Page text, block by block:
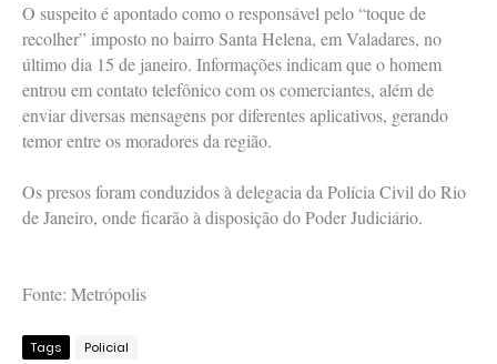
O suspeito é apontado como o responsável pelo “toque de
recolher” imposto no bairro Santa Helena, em Valadares, no
último dia 15 de janeiro. Informações indicam que o homem
entrou em contato telefônico com os comerciantes, além de
enviar diversas mensagens por diferentes aplicativos, gerando
temor entre os moradores da região.
Os presos foram conduzidos à delegacia da Polícia Civil do Rio
de Janeiro, onde ficarão à disposição do Poder Judiciário.
Fonte: Metrópolis
Tags Policial